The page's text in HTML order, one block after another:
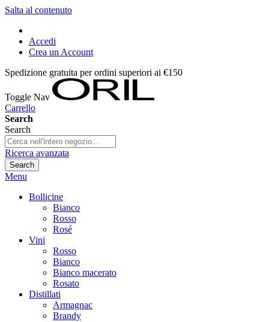
Salta al contenuto
Accedi
Crea un Account
Spedizione gratuita per ordini superiori ai €150
Toggle Nav
Carrello
Search
Search
Ricerca avanzata
Search
Menu
Bollicine
Bianco
Rosso
Rosé
Vini
Rosso
Bianco
Bianco macerato
Rosato
Distillati
Armagnac
Brandy